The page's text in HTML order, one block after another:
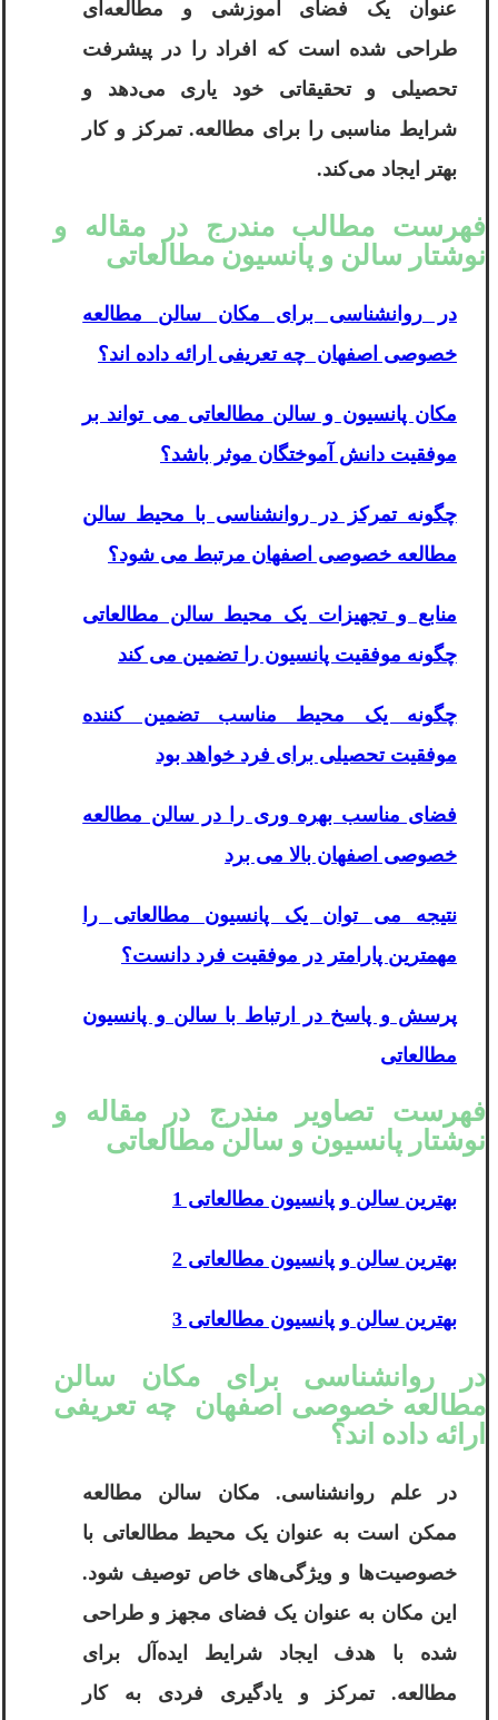
عنوان یک فضای آموزشی و مطالعه‌ای
طراحی شده است که افراد را در پیشرفت
تحصیلی و تحقیقاتی خود یاری می‌دهد و
شرایط مناسبی را برای مطالعه. تمرکز و کار
بهتر ایجاد می‌کند.
فهرست مطالب مندرج در مقاله و
نوشتار سالن و پانسیون مطالعاتی
در روانشناسی برای مکان سالن مطالعه
خصوصی اصفهان چه تعریفی ارائه داده اند؟
مکان پانسیون و سالن مطالعاتی می تواند بر
موفقیت دانش آموختگان موثر باشد؟
چگونه تمرکز در روانشناسی با محیط سالن
مطالعه خصوصی اصفهان مرتبط می شود؟
منابع و تجهیزات یک محیط سالن مطالعاتی
چگونه موفقیت پانسیون را تضمین می کند
چگونه یک محیط مناسب تضمین کننده
موفقیت تحصیلی برای فرد خواهد بود
فضای مناسب بهره وری را در سالن مطالعه
خصوصی اصفهان بالا می برد
نتیجه می توان یک پانسیون مطالعاتی را
مهمترین پارامتر در موفقیت فرد دانست؟
پرسش و پاسخ در ارتباط با سالن و پانسیون
مطالعاتی
فهرست تصاویر مندرج در مقاله و
نوشتار پانسیون و سالن مطالعاتی
بهترین سالن و پانسیون مطالعاتی 1
بهترین سالن و پانسیون مطالعاتی 2
بهترین سالن و پانسیون مطالعاتی 3
در روانشناسی برای مکان سالن
مطالعه خصوصی اصفهان چه تعریفی
ارائه داده اند؟
در علم روانشناسی. مکان سالن مطالعه
ممکن است به عنوان یک محیط مطالعاتی با
خصوصیت‌ها و ویژگی‌های خاص توصیف شود.
این مکان به عنوان یک فضای مجهز و طراحی
شده با هدف ایجاد شرایط ایده‌آل برای
مطالعه. تمرکز و یادگیری فردی به کار